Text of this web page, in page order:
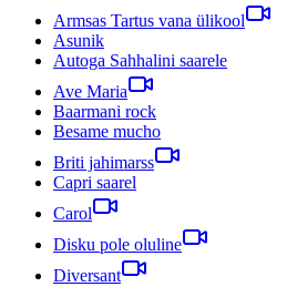
Armsas Tartus vana ülikool
Asunik
Autoga Sahhalini saarele
Ave Maria
Baarmani rock
Besame mucho
Briti jahimarss
Capri saarel
Carol
Disku pole oluline
Diversant